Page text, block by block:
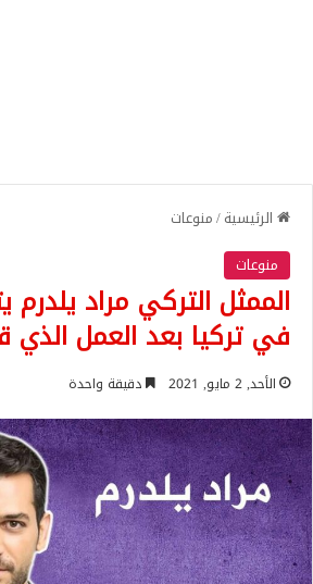
الرئيسية/منوعات
منوعات
الممثل التركي مراد يلدرم
في تركيا بعد العمل الذي
الأحد, 2 مايو, 2021 دقيقة واحدة